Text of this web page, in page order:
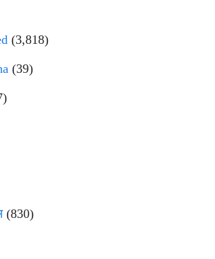
(3,818)
(39)
(830)